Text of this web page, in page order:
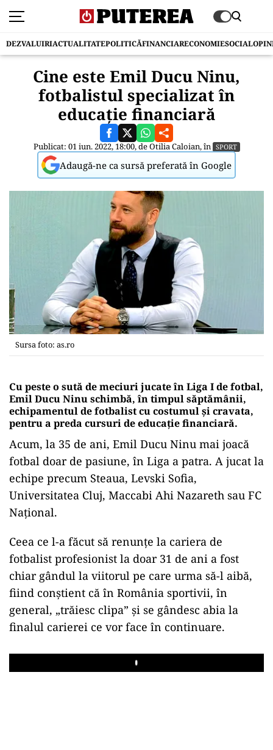
DEZVALUIRIACTUALITATEPOLITICĂFINANCIARECONOMIESOCIAL
Cine este Emil Ducu Ninu,
fotbalistul specializat în
educație financiară
Publicat: 01 iun. 2022, 18:00, deOtilia Caloian, în SPORT
Adaugă-ne ca sursă preferată în Google
Sursa foto: as.ro
Cu peste o sută de meciuri jucate în Liga I de fotbal,
Emil Ducu Ninu schimbă, în timpul săptămânii,
echipamentul de fotbalist cu costumul și cravata,
pentru a preda cursuri de educație financiară.
Acum, la 35 de ani, Emil Ducu Ninu mai joacă
fotbal doar de pasiune, în Liga a patra. A jucat la
echipe precum Steaua, Levski Sofia,
Universitatea Cluj, Maccabi Ahi Nazareth sau FC
Național.
Ceea ce l-a făcut să renunţe la cariera de
fotbalist profesionist la doar 31 de ani a fost
chiar gândul la viitorul pe care urma să-l aibă,
fiind conştient că în România sportivii, în
general, „trăiesc clipa” şi se gândesc abia la
finalul carierei ce vor face în continuare.
Play